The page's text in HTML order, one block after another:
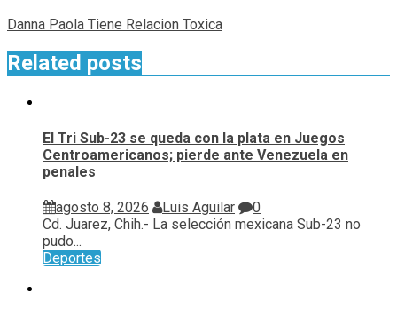
Danna Paola Tiene Relacion Toxica
Related posts
El Tri Sub-23 se queda con la plata en Juegos
Centroamericanos; pierde ante Venezuela en
penales
agosto 8, 2026 Luis Aguilar
0
Cd. Juarez, Chih.- La selección mexicana Sub-23 no
pudo...
Deportes